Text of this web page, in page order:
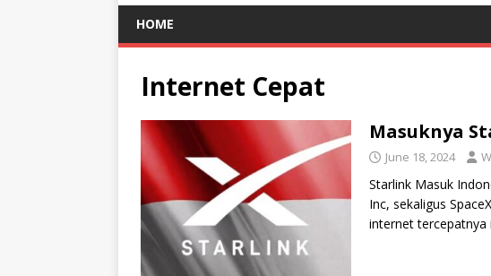
HOME
Internet Cepat
Masuknya
June 18, 2024
Starlink Masuk
Inc, sekaligus
internet tercepatnya